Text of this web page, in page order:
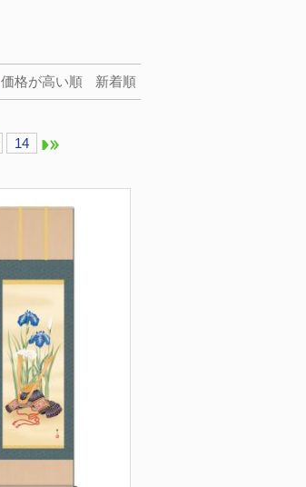
価格が高い順 新着順
14